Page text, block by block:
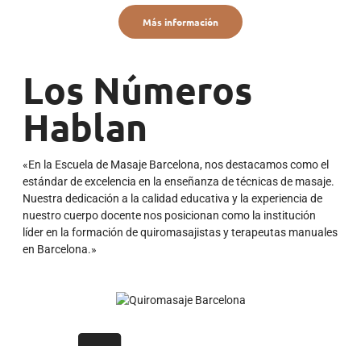
Más información
Los Números
Hablan
«En la Escuela de Masaje Barcelona, nos destacamos como el
estándar de excelencia en la enseñanza de técnicas de masaje.
Nuestra dedicación a la calidad educativa y la experiencia de
nuestro cuerpo docente nos posicionan como la institución
líder en la formación de quiromasajistas y terapeutas manuales
en Barcelona.»